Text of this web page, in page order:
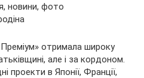
отримала широку
але і за кордоном.
проекти в Японії, Франції,